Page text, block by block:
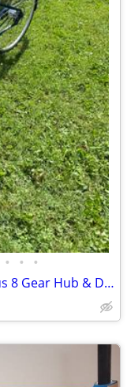
• • •
Specialized Belt Drive Shimano Nexus 8 Gear Hub & Disc Brakes